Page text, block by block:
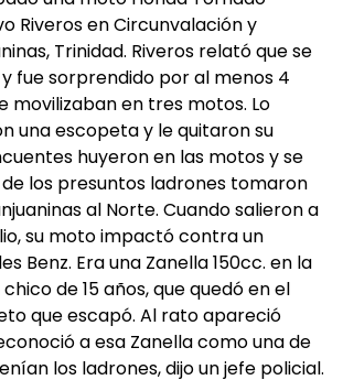
Riveros en Circunvalación y
Trinidad. Riveros relató que se
fue sorprendido por al menos 4
movilizaban en tres motos. Lo
una escopeta y le quitaron su
huyeron en las motos y se
los presuntos ladrones tomaron
al Norte. Cuando salieron a
su moto impactó contra un
Benz. Era una Zanella 150cc. en la
de 15 años, que quedó en el
que escapó. Al rato apareció
a esa Zanella como una de
los ladrones, dijo un jefe policial.